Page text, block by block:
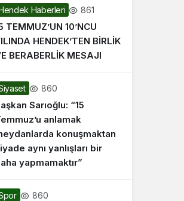
Haberleri 861
TEMMUZ’UN 10’NCU
HENDEK’TEN BİRLİK
BERABERLİK MESAJI
860
Sarıoğlu: “15
anlamak
konuşmaktan
aynı yanlışları bir
yapmamaktır”
860